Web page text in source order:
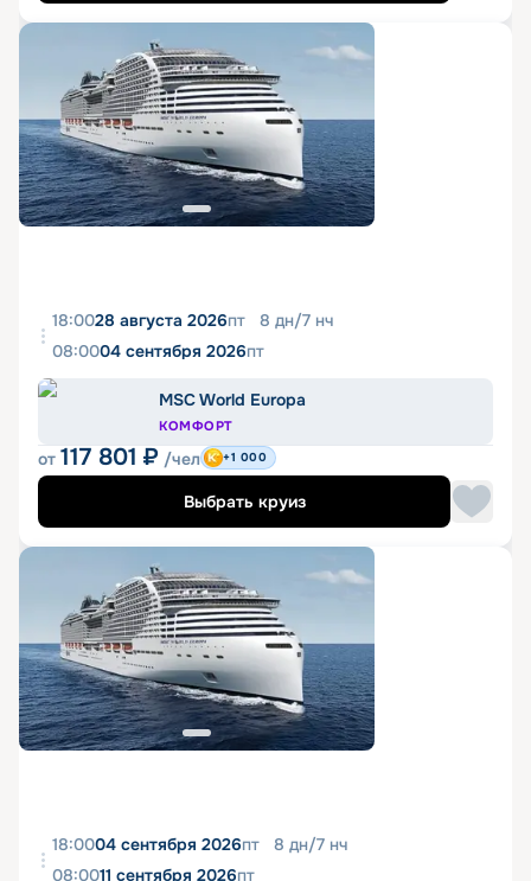
18:0028 августа 2026пт 8 дн/7 нч
08:0004 сентября 2026пт
MSC World Europa
КОМФОРТ
от 117 801 ₽ /чел +1 000
Выбрать круиз
18:0004 сентября 2026пт 8 дн/7 нч
08:0011 сентября 2026пт